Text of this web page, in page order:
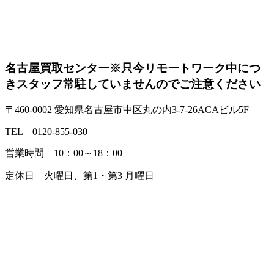
名古屋買取センター※只今リモートワーク中につ
きスタッフ常駐していませんのでご注意ください
〒460-0002 愛知県名古屋市中区丸の内3-7-26ACAビル5F
TEL 0120-855-030
営業時間 10：00～18：00
定休日 火曜日、第1・第3 月曜日